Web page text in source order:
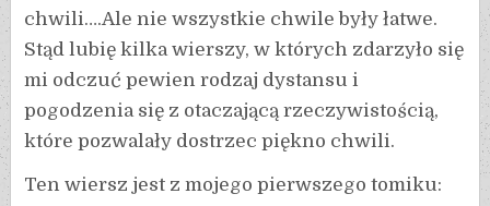
chwili….Ale nie wszystkie chwile były łatwe.
Stąd lubię kilka wierszy, w których zdarzyło się
mi odczuć pewien rodzaj dystansu i
pogodzenia się z otaczającą rzeczywistością,
które pozwalały dostrzec piękno chwili.
Ten wiersz jest z mojego pierwszego tomiku: